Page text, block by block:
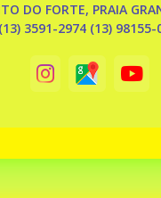
DO FORTE, PRAIA
(13) 3591-2974 (13) 98155-